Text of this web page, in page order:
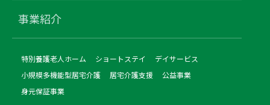
事業紹介
特別養護老人ホーム ショートステイ
デイサービス
小規模多機能型居宅介護
居宅介護支援
公益事業
身元保証事業